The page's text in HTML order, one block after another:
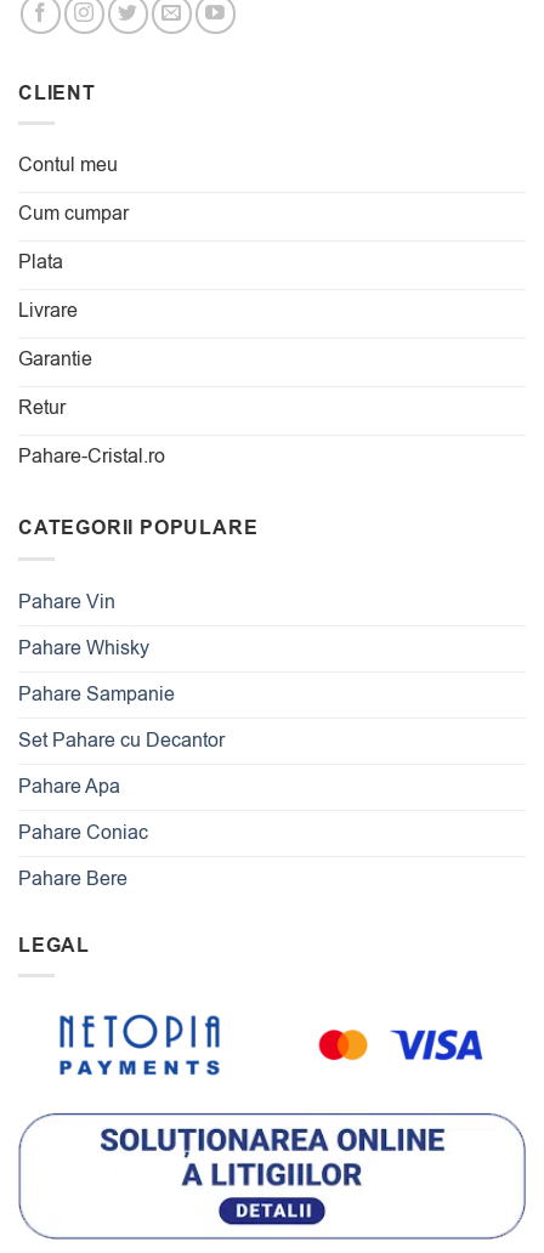
CLIENT
Contul meu
Cum cumpar
Plata
Livrare
Garantie
Retur
Pahare-Cristal.ro
CATEGORII POPULARE
Pahare Vin
Pahare Whisky
Pahare Sampanie
Set Pahare cu Decantor
Pahare Apa
Pahare Coniac
Pahare Bere
LEGAL